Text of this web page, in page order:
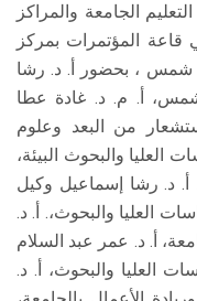
الجامعة والمراكز
قاعة المؤتمرات بمركز
شمس ، بحضور أ. د. رشا
أ. م. د. غادة عطا
من البعد وعلوم
العليا والبحوث البيئة،
أ. د. رشا إسماعيل وكيل
العليا والبحوث،. أ. د.
أ. د. عمر عبد السلام
العليا والبحوث، أ. د.